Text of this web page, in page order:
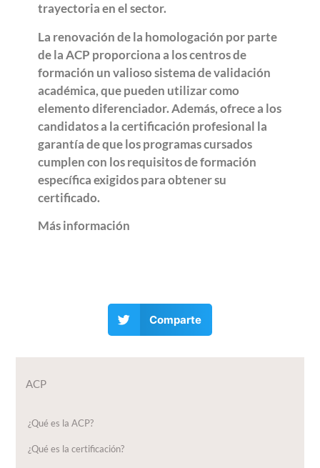
trayectoria en el sector.
La renovación de la homologación por parte
de la ACP proporciona a los centros de
formación un valioso sistema de validación
académica, que pueden utilizar como
elemento diferenciador. Además, ofrece a los
candidatos a la certificación profesional la
garantía de que los programas cursados
cumplen con los requisitos de formación
específica exigidos para obtener su
certificado.
Más información
Comparte
ACP
¿Qué es la ACP?
¿Qué es la certificación?